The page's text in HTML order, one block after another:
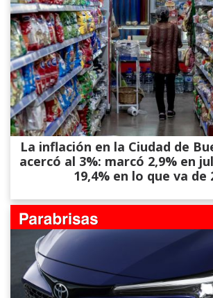
La inflación en la Ciudad de
acercó al 3%: marcó 2,9% en
19,4% en lo que va de